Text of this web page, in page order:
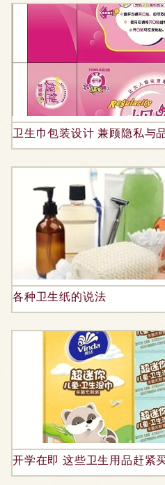
卫生巾包装设计 兼顾隐私与
各种卫生纸的说法
开学在即 这些卫生用品赶紧